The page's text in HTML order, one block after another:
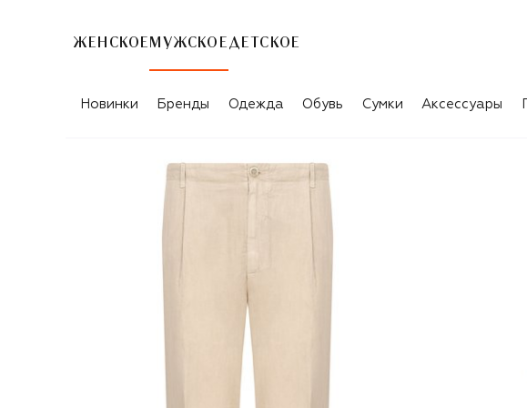
ЖЕНСКОЕ МУЖСКОЕ ДЕТСКОЕ
Новинки Бренды Одежда Обувь Сумки Аксессуары